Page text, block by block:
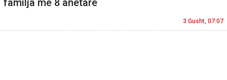
3 Gusht, 07:07